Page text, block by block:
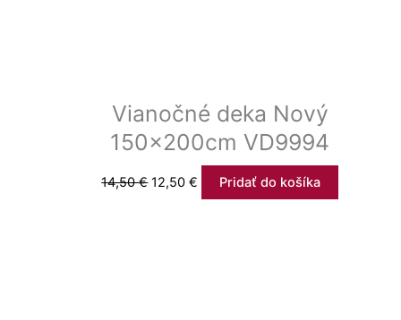
Vianočné deka Nový
150x200cm VD9994
14,50€ 12,50€ Pridať do košíka